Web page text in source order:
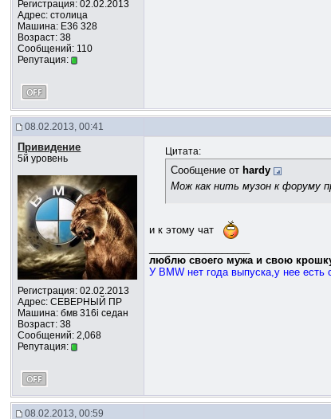
Регистрация: 02.02.2013
Адрес: столица
Машина: E36 328
Возраст: 38
Сообщений: 110
Репутация:
08.02.2013, 00:41
Привидение
5й уровень
Регистрация: 02.02.2013
Адрес: СЕВЕРНЫЙ ПР
Машина: бмв 316i седан
Возраст: 38
Сообщений: 2,068
Репутация:
Цитата:
Сообщение от hardy
Мож как нить музон к форуму
и к этому чат
люблю своего мужа и свою
У BMW нет года выпуска,у нее есть
08.02.2013, 00:59